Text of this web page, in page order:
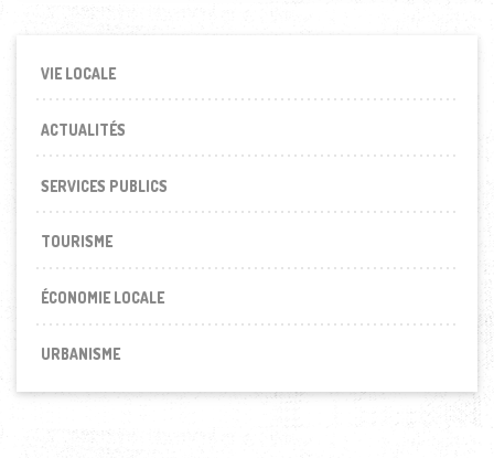
VIE LOCALE
ACTUALITÉS
SERVICES PUBLICS
TOURISME
ÉCONOMIE LOCALE
URBANISME